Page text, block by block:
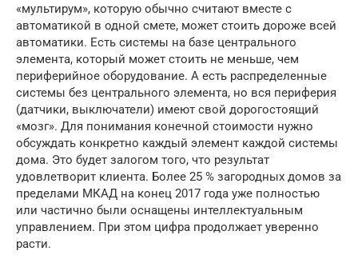
«мультирум», которую обычно считают вместе с
автоматикой в одной смете, может стоить дороже всей
автоматики. Есть системы на базе центрального
элемента, который может стоить не меньше, чем
периферийное оборудование. А есть распределенные
системы без центрального элемента, но вся периферия
(датчики, выключатели) имеют свой дорогостоящий
«мозг». Для понимания конечной стоимости нужно
обсуждать конкретно каждый элемент каждой системы
дома. Это будет залогом того, что результат
удовлетворит клиента. Более 25 % загородных домов за
пределами МКАД на конец 2017 года уже полностью
или частично были оснащены интеллектуальным
управлением. При этом цифра продолжает уверенно
расти.